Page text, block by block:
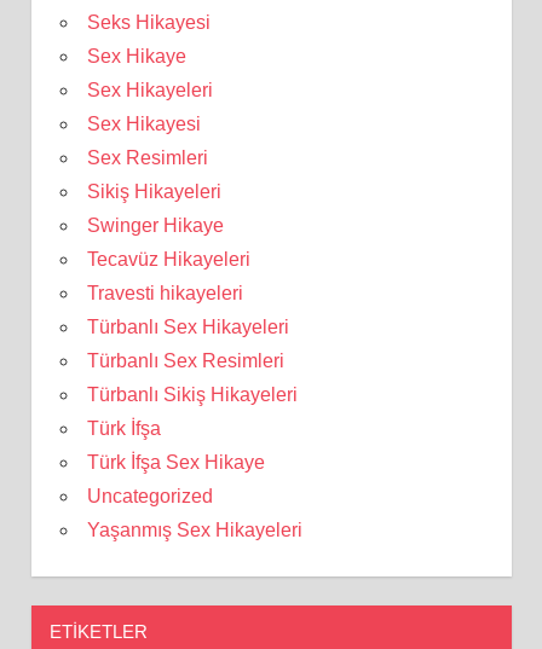
Seks Hikayesi
Sex Hikaye
Sex Hikayeleri
Sex Hikayesi
Sex Resimleri
Sikiş Hikayeleri
Swinger Hikaye
Tecavüz Hikayeleri
Travesti hikayeleri
Türbanlı Sex Hikayeleri
Türbanlı Sex Resimleri
Türbanlı Sikiş Hikayeleri
Türk İfşa
Türk İfşa Sex Hikaye
Uncategorized
Yaşanmış Sex Hikayeleri
ETIKETLER